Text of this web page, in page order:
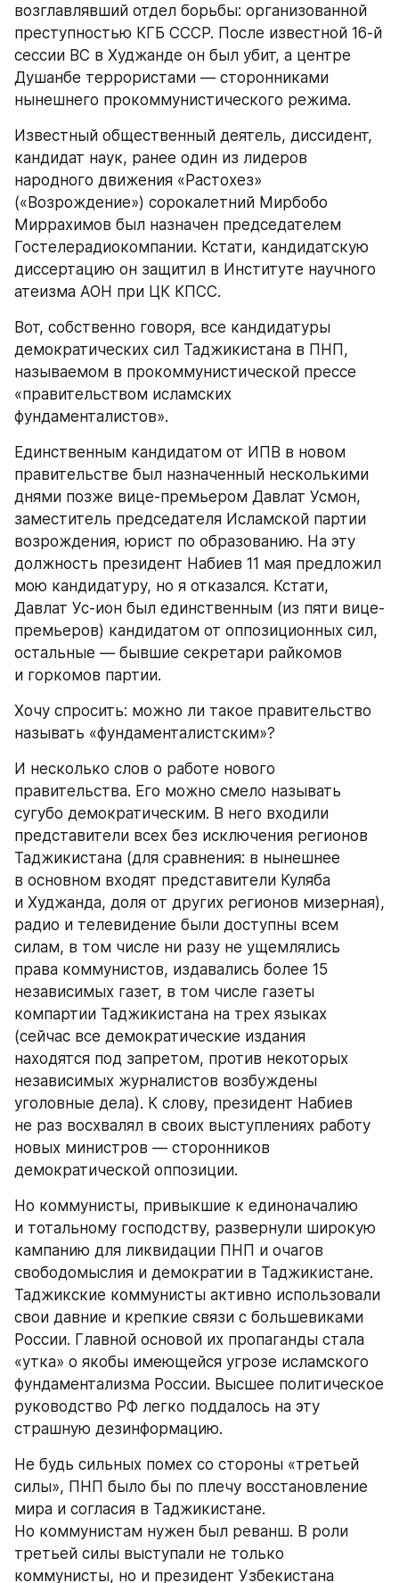
возглавлявший отдел борьбы: организованной
преступностью КГБ СССР. После известной 16-й
сессии ВС в Худжанде он был убит, а центре
Душанбе террористами — сторонниками
нынешнего прокоммунистического режима.
Известный общественный деятель, диссидент,
кандидат наук, ранее один из лидеров
народного движения «Растохез»
(«Возрождение») сорокалетний Мирбобо
Миррахимов был назначен председателем
Гостелерадиокомпании. Кстати, кандидатскую
диссертацию он защитил в Институте научного
атеизма АОН при ЦК КПСС.
Вот, собственно говоря, все кандидатуры
демократических сил Таджикистана в ПНП,
называемом в прокоммунистической прессе
«правительством исламских
фундаменталистов».
Единственным кандидатом от ИПВ в новом
правительстве был назначенный несколькими
днями позже вице-премьером Давлат Усмон,
заместитель председателя Исламской партии
возрождения, юрист по образованию. На эту
должность президент Набиев 11 мая предложил
мою кандидатуру, но я отказался. Кстати,
Давлат Ус-ион был единственным (из пяти вице-
премьеров) кандидатом от оппозиционных сил,
остальные — бывшие секретари райкомов
и горкомов партии.
Хочу спросить: можно ли такое правительство
называть «фундаменталистским»?
И несколько слов о работе нового
правительства. Его можно смело называть
сугубо демократическим. В него входили
представители всех без исключения регионов
Таджикистана (для сравнения: в нынешнее
в основном входят представители Куляба
и Худжанда, доля от других регионов мизерная),
радио и телевидение были доступны всем
силам, в том числе ни разу не ущемлялись
права коммунистов, издавались более 15
независимых газет, в том числе газеты
компартии Таджикистана на трех языках
(сейчас все демократические издания
находятся под запретом, против некоторых
независимых журналистов возбуждены
уголовные дела). К слову, президент Набиев
не раз восхвалял в своих выступлениях работу
новых министров — сторонников
демократической оппозиции.
Но коммунисты, привыкшие к единоначалию
и тотальному господству, развернули широкую
кампанию для ликвидации ПНП и очагов
свободомыслия и демократии в Таджикистане.
Таджикские коммунисты активно использовали
свои давние и крепкие связи с большевиками
России. Главной основой их пропаганды стала
«утка» о якобы имеющейся угрозе исламского
фундаментализма России. Высшее политическое
руководство РФ легко поддалось на эту
страшную дезинформацию.
Не будь сильных помех со стороны «третьей
силы», ПНП было бы по плечу восстановление
мира и согласия в Таджикистане.
Но коммунистам нужен был реванш. В роли
третьей силы выступали не только
коммунисты, но и президент Узбекистана